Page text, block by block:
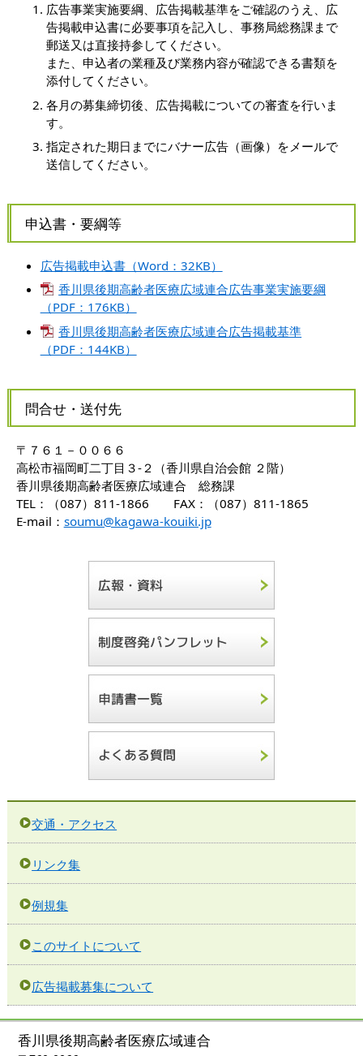
広告事業実施要綱、広告掲載基準をご確認のうえ、広
告掲載申込書に必要事項を記入し、事務局総務課まで
郵送又は直接持参してください。
また、申込者の業種及び業務内容が確認できる書類を
添付してください。
各月の募集締切後、広告掲載についての審査を行いま
す。
指定された期日までにバナー広告（画像）をメールで
送信してください。
申込書・要綱等
広告掲載申込書（Word：32KB）
香川県後期高齢者医療広域連合広告事業実施要綱
（PDF：176KB）
香川県後期高齢者医療広域連合広告掲載基準
（PDF：144KB）
問合せ・送付先
〒７６１－００６６
高松市福岡町二丁目３-２（香川県自治会館 ２階）
香川県後期高齢者医療広域連合 総務課
TEL：（087）811-1866 FAX：（087）811-1865
E-mail： soumu@kagawa-kouiki.jp
交通・アクセス
リンク集
例規集
このサイトについて
広告掲載募集について
香川県後期高齢者医療広域連合